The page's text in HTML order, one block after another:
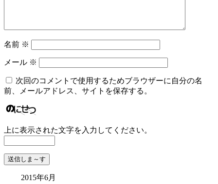
名前 ※
メール ※
次回のコメントで使用するためブラウザーに自分の名
前、メールアドレス、サイトを保存する。
上に表示された文字を入力してください。
2015年6月